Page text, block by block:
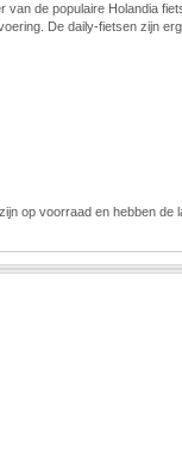
van de populaire Holandia
De daily-fietsen zijn erg
op voorraad en hebben de